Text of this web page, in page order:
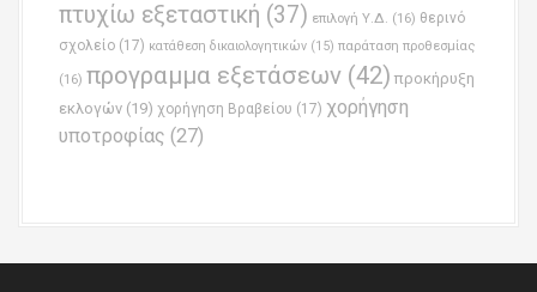
πτυχίω εξεταστική (37) επιλογή Υ.Δ. (16) θερινό
σχολείο (17) κατάθεση δικαιολογητικών (15) παράταση προθεσμίας
(16) προγραμμα εξετάσεων (42) προκήρυξη
εκλογών (19) χορήγηση Βραβείου (17) χορήγηση
υποτροφίας (27)